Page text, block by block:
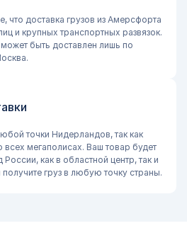
доставка грузов из Амерсфорта
и крупных транспортных развязок.
может быть доставлен лишь по
точки Нидерландов, так как
всех мегаполисах. Ваш товар будет
как в областной центр, так и
груз в любую точку страны.